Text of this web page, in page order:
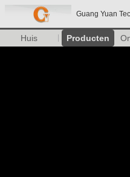
Guang Yuan
Huis Producten